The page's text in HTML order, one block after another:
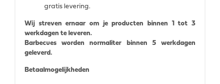
gratis levering.
Wij streven ernaar om je producten binnen 1 tot 3
werkdagen te leveren.
Barbecues worden normaliter binnen 5 werkdagen
geleverd.
Betaalmogelijkheden